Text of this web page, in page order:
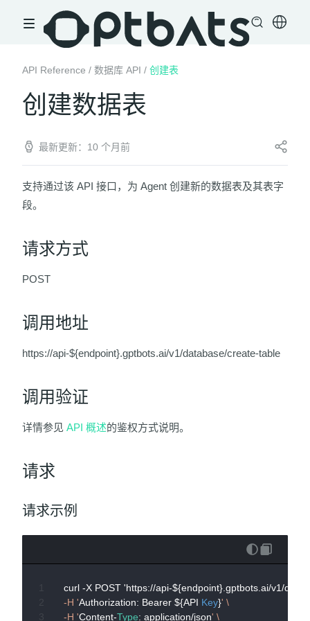
API Reference / 数据库 API / 创建表
创建数据表
最新更新：10 个月前
支持通过该 API 接口，为 Agent 创建新的数据表及其表字
段。
请求方式
POST
调用地址
https://api-${endpoint}.gptbots.ai/v1/database/create-table
调用验证
详情参见 API 概述的鉴权方式说明。
请求
请求示例
curl -X POST 'https://api-${endpoint}.gptbots.ai/v1/
-H 'Authorization: Bearer ${API Key}' \
-H 'Content-Type: application/json' \